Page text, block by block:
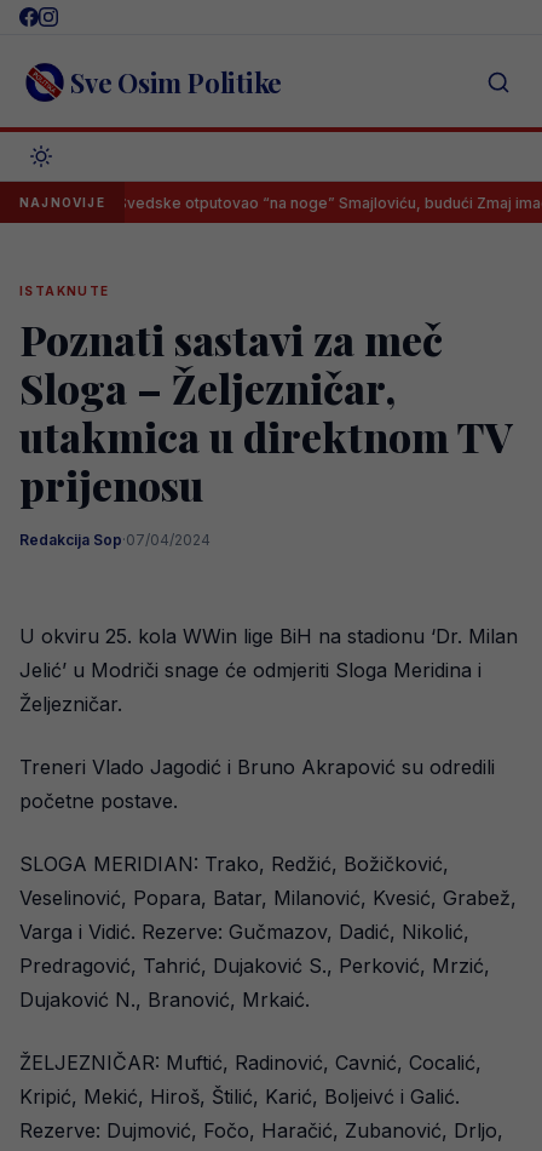
Skip
content Sve Osim Politike
NAJNOVIJE
Švedske otputovao “na noge” Smajloviću, budući Zmaj imao samo
ISTAKNUTE
Poznati sastavi za meč
Sloga – Željezničar,
utakmica u direktnom TV
prijenosu
Redakcija Sop·07/04/2024
U okviru 25. kola WWin lige BiH na stadionu ‘Dr. Milan
Jelić’ u Modriči snage će odmjeriti Sloga Meridina i
Željezničar.
Treneri Vlado Jagodić i Bruno Akrapović su odredili
početne postave.
SLOGA MERIDIAN: Trako, Redžić, Božičković,
Veselinović, Popara, Batar, Milanović, Kvesić, Grabež,
Varga i Vidić. Rezerve: Gučmazov, Dadić, Nikolić,
Predragović, Tahrić, Dujaković S., Perković, Mrzić,
Dujaković N., Branović, Mrkaić.
ŽELJEZNIČAR: Muftić, Radinović, Cavnić, Cocalić,
Kripić, Mekić, Hiroš, Štilić, Karić, Boljeivć i Galić.
Rezerve: Dujmović, Fočo, Haračić, Zubanović, Drljo,